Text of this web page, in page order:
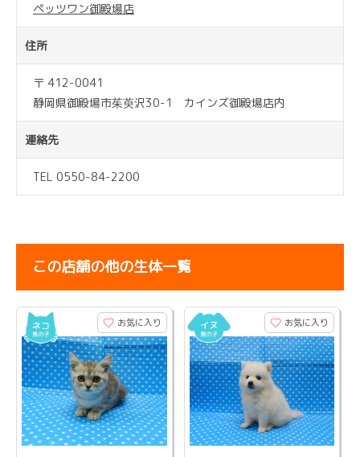
ペッツワン御殿場店
住所
〒 412-0041
静岡県御殿場市茱萸沢30-1 カインズ御殿場店内
連絡先
TEL 0550-84-2200
この店舗の他の生体一覧
お気に入り お気に入り